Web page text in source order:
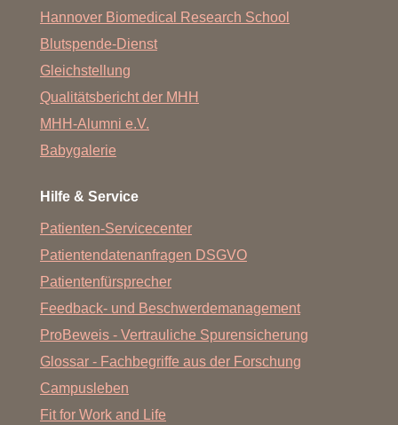
Hannover Biomedical Research School
Blutspende-Dienst
Gleichstellung
Qualitätsbericht der MHH
MHH-Alumni e.V.
Babygalerie
Hilfe & Service
Patienten-Servicecenter
Patientendatenanfragen DSGVO
Patientenfürsprecher
Feedback- und Beschwerdemanagement
ProBeweis - Vertrauliche Spurensicherung
Glossar - Fachbegriffe aus der Forschung
Campusleben
Fit for Work and Life